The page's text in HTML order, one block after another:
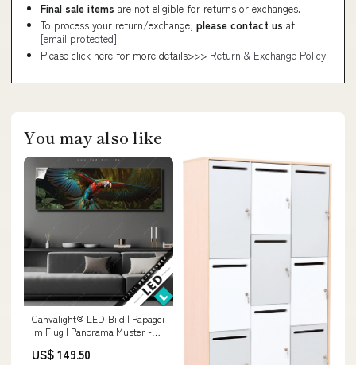
Final sale items are not eligible for returns or exchanges.
To process your return/exchange, please contact us at
[email protected]
Please click here for more details>>> Return & Exchange Policy
You may also like
Canvalight® LED-Bild | Papagei
im Flug | Panorama Muster -
US$ 149.50